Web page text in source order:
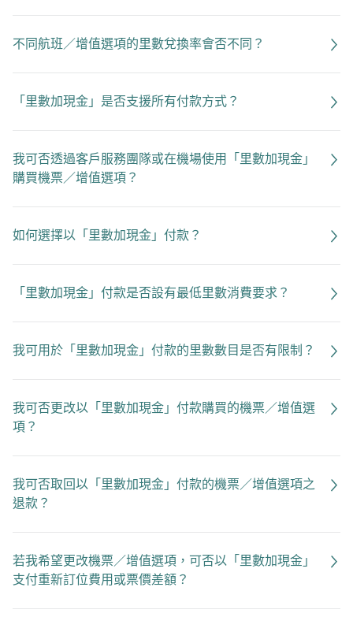
不同航班／增值選項的里數兌換率會否不同？
「里數加現金」是否支援所有付款方式？
我可否透過客戶服務團隊或在機場使用「里數加現金」
購買機票／增值選項？
如何選擇以「里數加現金」付款？
「里數加現金」付款是否設有最低里數消費要求？
我可用於「里數加現金」付款的里數數目是否有限制？
我可否更改以「里數加現金」付款購買的機票／增值選
項？
我可否取回以「里數加現金」付款的機票／增值選項之
退款？
若我希望更改機票／增值選項，可否以「里數加現金」
支付重新訂位費用或票價差額？